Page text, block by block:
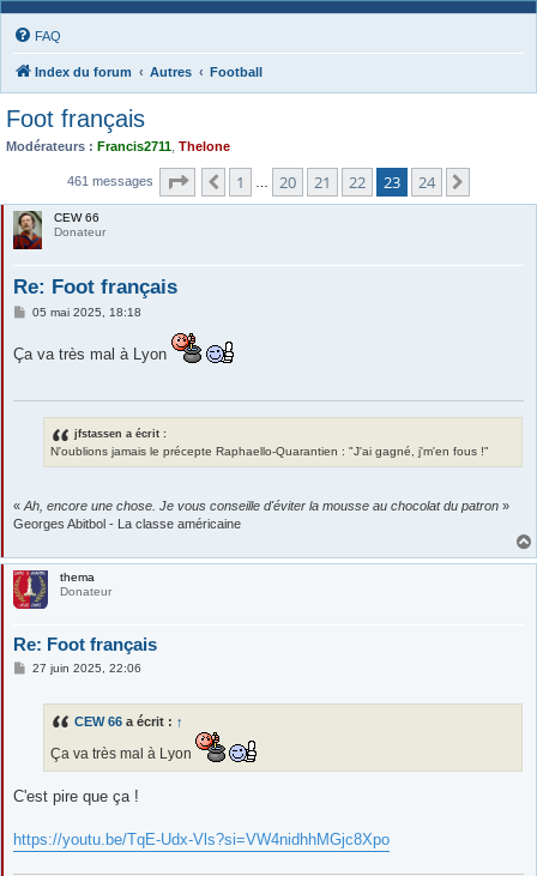
FAQ
Index du forum Autres Football
Foot français
Modérateurs : Francis2711 Thelone
461 messages Page 23 24
Précédente
1 20 21 22 23 24
CEW 66
Donateur
Re: Foot français
M
s
05 mai 2025, 18:18
Ça va très mal à Lyon
jfstassen a écrit :
N'oublions jamais le précepte Raphaello-Quarantien : "J'ai gagné, j'm'en fous !"
« Ah, encore une chose. Je vous conseille d'éviter la mousse au chocolat du patron »
Georges Abitbol - La classe américaine
thema
Donateur
Re: Foot français
M27 juin 2025, 22:06
CEW 66 a écrit : ↑
Ça va très mal à Lyon
C'est pire que ça !
https://youtu.be/TqE-Udx-Vls?si=VW4nidhhMGjc8Xpo